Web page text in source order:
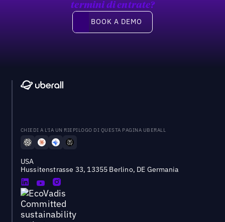
termini di entrate?
Book a demo
BOOK A DEMO
CHIEDI A L'IA UN RIEPILOGO DI QUESTA PAGINA UBERALL
USA
Hussitenstrasse 33, 13355 Berlino, DE Germania